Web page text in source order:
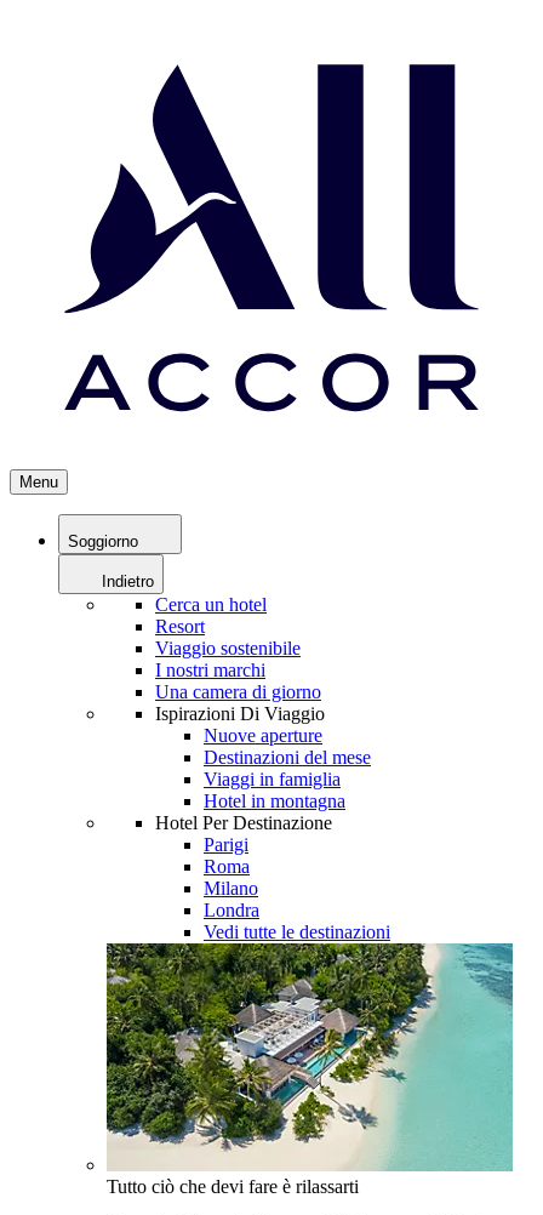
Menu
Soggiorno
Indietro
Cerca un hotel
Resort
Viaggio sostenibile
I nostri marchi
Una camera di giorno
Ispirazioni Di Viaggio
Nuove aperture
Destinazioni del mese
Viaggi in famiglia
Hotel in montagna
Hotel Per Destinazione
Parigi
Roma
Milano
Londra
Vedi tutte le destinazioni
Tutto ciò che devi fare è rilassarti